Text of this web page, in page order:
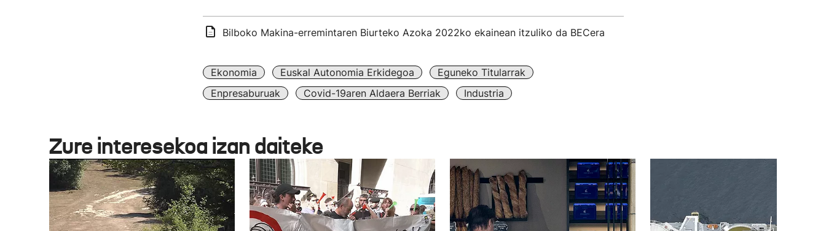
Bilboko Makina-erremintaren Biurteko Azoka 2022ko ekainean itzuliko da BECera
Ekonomia Euskal Autonomia Erkidegoa
Eguneko Titularrak
Enpresaburuak
Covid-19aren Aldaera Berriak Industria
Zure interesekoa izan daiteke